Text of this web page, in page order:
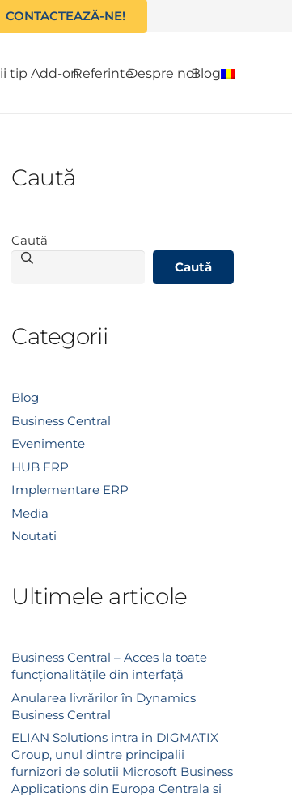
CONTACTEAZĂ-NE!
tip Add-onReferinteDespre noiBlog
Caută
Caută
Caută
Categorii
Blog
Business Central
Evenimente
HUB ERP
Implementare ERP
Media
Noutati
Ultimele articole
Business Central – Acces la toate
funcționalitățile din interfață
Anularea livrărilor în Dynamics
Business Central
ELIAN Solutions intra in DIGMATIX
Group, unul dintre principalii
furnizori de solutii Microsoft Business
Applications din Europa Centrala si